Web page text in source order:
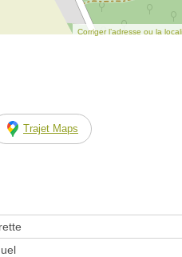
Corriger l’adresse ou la
Trajet Maps